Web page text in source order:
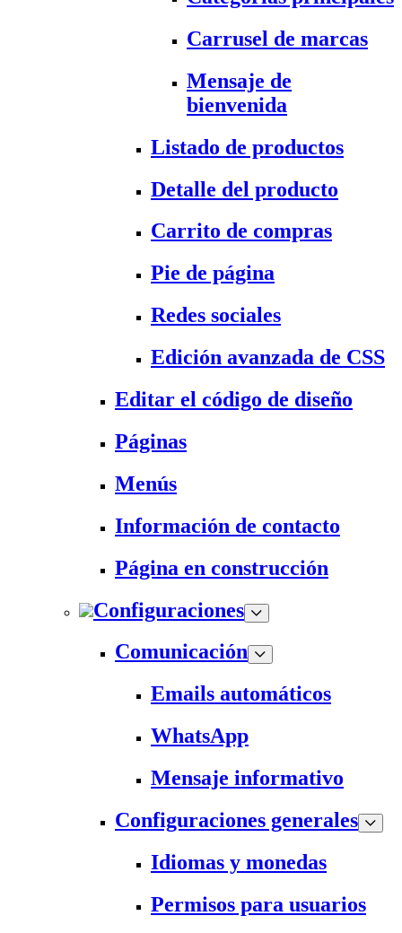
Carrusel de marcas
Mensaje de
bienvenida
Listado de productos
Detalle del producto
Carrito de compras
Pie de página
Redes sociales
Edición avanzada de CSS
Editar el código de diseño
Páginas
Menús
Información de contacto
Página en construcción
Configuraciones
Comunicación
Emails automáticos
WhatsApp
Mensaje informativo
Configuraciones generales
Idiomas y monedas
Permisos para usuarios